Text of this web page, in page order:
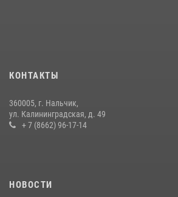
НАЧАЛЬНИК УПРАВЛЕНИЯ РОСГВАРДИИ ПО
БАЛКАРСКОЙ РЕСПУБЛИКЕ ПРОВЕДЕТ ПРИЕМ
КОНТАКТЫ
360005, г. Нальчик,
ул. Калининградская, д. 49
+ 7 (8662) 96-17-14
НОВОСТИ